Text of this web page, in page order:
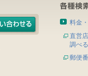
料金
直営
調べる
郵便